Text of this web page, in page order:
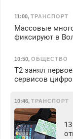
11:00, ТРАНСПОРТ
Массовые
фиксируют в
10:50, ОБЩЕСТВО
Т2 занял
сервисов
10:46, ТРАНСПОРТ